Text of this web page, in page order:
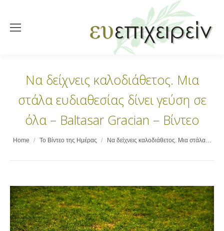
Να δείχνεις καλοδιάθετος. Μια
στάλα ευδιαθεσίας δίνει γεύση σε
όλα – Baltasar Gracian – Βίντεο
You are here:
Home Το Βίντεο της Ημέρας Να δείχνεις καλοδιάθετος. Μια στάλα…